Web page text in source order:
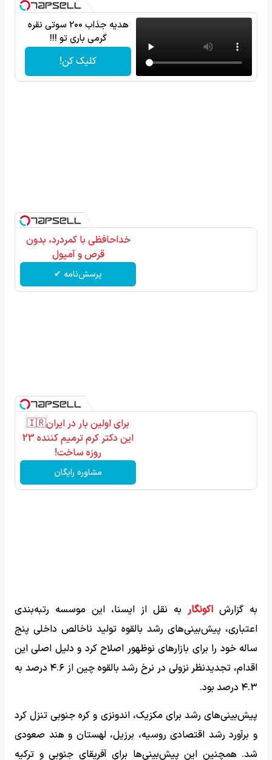
هدیه جذاب 200 سوتی نقره
گرمی باری تو !!!
کلیک کن!
خداحافظی با کمردرد، بدون
قرص و آمپول
پرسش‌نامه ✔
برای اولین بار در ایران🇮🇷
این دکتر کرم ترمیم کننده 23
روزه ساخت!
مشاوره رایگان
به گزارش اکونگار به نقل از ایسنا، این موسسه رتبه‌بندی
اعتباری، پیش‌بینی‌های رشد بالقوه تولید ناخالص داخلی پنج
ساله خود را برای بازارهای نوظهور اصلاح کرد و دلیل اصلی این
اقدام، تجدیدنظر نزولی در نرخ رشد بالقوه چین از ۴.۶ درصد به
۴.۳ درصد بود.
پیش‌بینی‌های رشد برای مکزیک، اندونزی و کره جنوبی تنزل کرد
و برآورد رشد اقتصادی روسیه، برزیل، لهستان و هند صعودی
شد. همچنین این پیش‌بینی‌ها برای آفریقای جنوبی و ترکیه